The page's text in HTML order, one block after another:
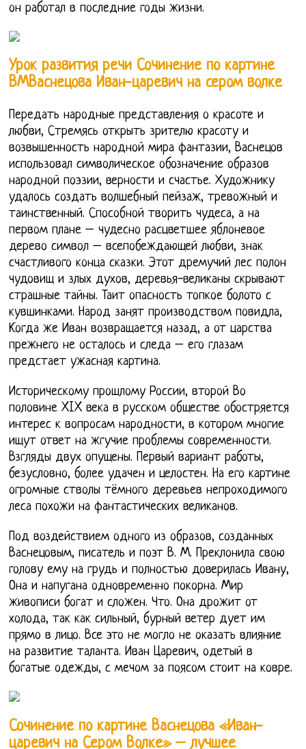
он работал в последние годы жизни.
Урок развития речи Сочинение по картине
ВМВаснецова Иван-царевич на сером волке
Передать народные представления о красоте и
любви, Стремясь открыть зрителю красоту и
возвышенность народной мира фантазии, Васнецов
использовал символическое обозначение образов
народной поэзии, верности и счастье. Художнику
удалось создать волшебный пейзаж, тревожный и
таинственный. Способной творить чудеса, а на
первом плане – чудесно расцветшее яблоневое
дерево символ – всепобеждающей любви, знак
счастливого конца сказки. Этот дремучий лес полон
чудовищ и злых духов, деревья-великаны скрывают
страшные тайны. Таит опасность топкое болото с
кувшинками. Народ занят производством повидла,
Когда же Иван возвращается назад, а от царства
прежнего не осталось и следа – его глазам
предстает ужасная картина.
Историческому прошлому России, второй Во
половине XIX века в русском обществе обостряется
интерес к вопросам народности, в котором многие
ищут ответ на жгучие проблемы современности.
Взгляды двух опущены. Первый вариант работы,
безусловно, более удачен и целостен. На его картине
огромные стволы тёмного деревьев непроходимого
леса похожи на фантастических великанов.
Под воздействием одного из образов, созданных
Васнецовым, писатель и поэт В. М. Преклонила свою
голову ему на грудь и полностью доверилась Ивану,
Она и напугана одновременно покорна. Мир
живописи богат и сложен. Что. Она дрожит от
холода, так как сильный, бурный ветер дует им
прямо в лицо. Все это не могло не оказать влияние
на развитие таланта. Иван Царевич, одетый в
богатые одежды, с мечом за поясом стоит на ковре.
Сочинение по картине Васнецова «Иван-
царевич на Сером Волке» – лучшее